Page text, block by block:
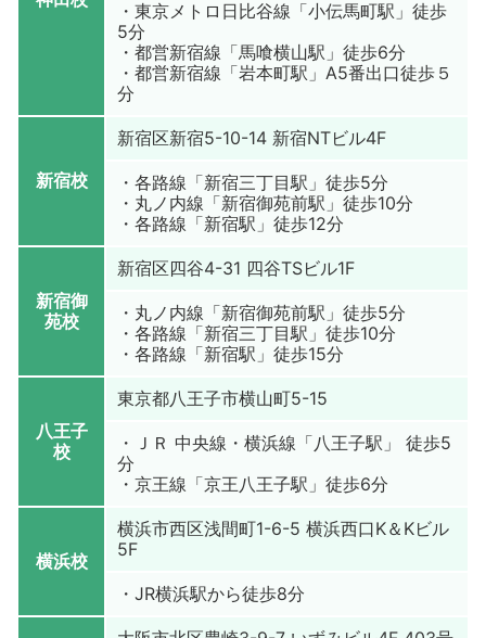
・東京メトロ日比谷線「小伝馬町駅」徒歩
5分
・都営新宿線「馬喰横山駅」徒歩6分
・都営新宿線「岩本町駅」A5番出口徒歩５
分
新宿校
新宿区新宿5-10-14 新宿NTビル4F
・各路線「新宿三丁目駅」徒歩5分
・丸ノ内線「新宿御苑前駅」徒歩10分
・各路線「新宿駅」徒歩12分
新宿御
苑校
新宿区四谷4-31 四谷TSビル1F
・丸ノ内線「新宿御苑前駅」徒歩5分
・各路線「新宿三丁目駅」徒歩10分
・各路線「新宿駅」徒歩15分
八王子
校
東京都八王子市横山町5-15
・ＪＲ 中央線・横浜線「八王子駅」 徒歩5
分
・京王線「京王八王子駅」徒歩6分
横浜校
横浜市西区浅間町1-6-5 横浜西口K＆Kビル
5F
・JR横浜駅から徒歩8分